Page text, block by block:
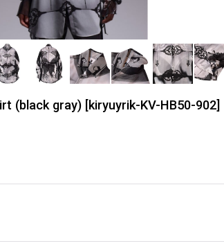
(black gray) [kiryuyrik-KV-HB50-902]